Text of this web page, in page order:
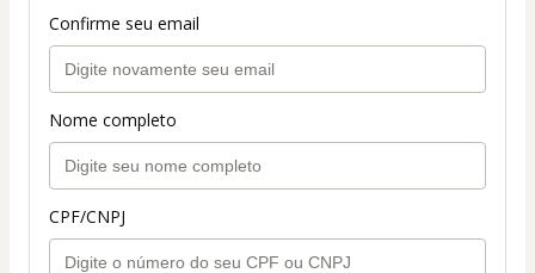
Confirme seu email
Nome completo
CPF/CNPJ